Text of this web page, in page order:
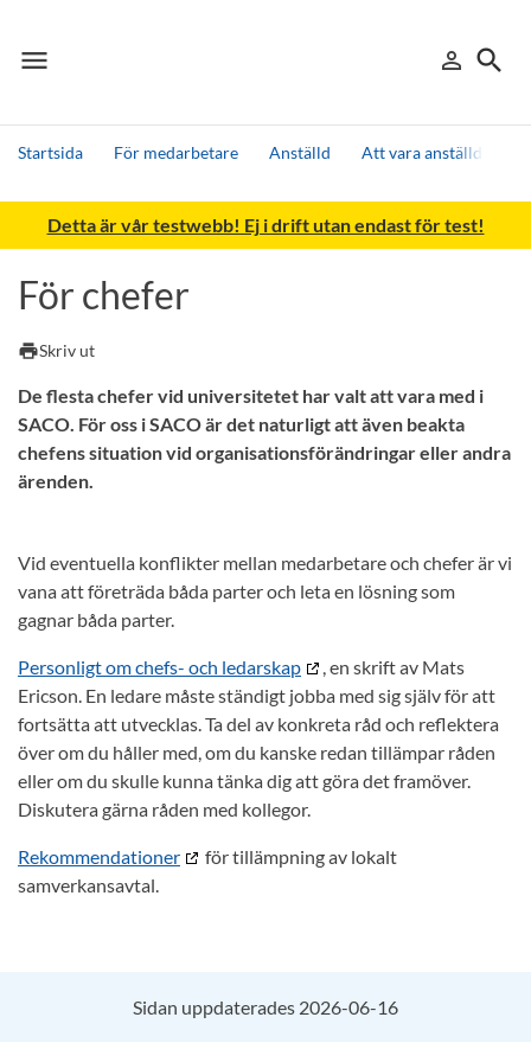
menu
Meny person_outline
Logga in
search
Sök
Startsida För medarbetare Anställd Att vara anställd
Sök
Andra söktjänster
Detta är vår testwebb! Ej i drift utan endast för test!
För chefer
printSkriv ut
De flesta chefer vid universitetet har valt att vara med i
SACO. För oss i SACO är det naturligt att även beakta
chefens situation vid organisationsförändringar eller andra
ärenden.
Vid eventuella konflikter mellan medarbetare och chefer är vi
vana att företräda båda parter och leta en lösning som
gagnar båda parter.
Personligt om chefs- och ledarskap
, en skrift av Mats
Ericson. En ledare måste ständigt jobba med sig själv för att
fortsätta att utvecklas. Ta del av konkreta råd och reflektera
över om du håller med, om du kanske redan tillämpar råden
eller om du skulle kunna tänka dig att göra det framöver.
Diskutera gärna råden med kollegor.
Rekommendationer
för tillämpning av lokalt
samverkansavtal.
Sidan uppdaterades 2026-06-16